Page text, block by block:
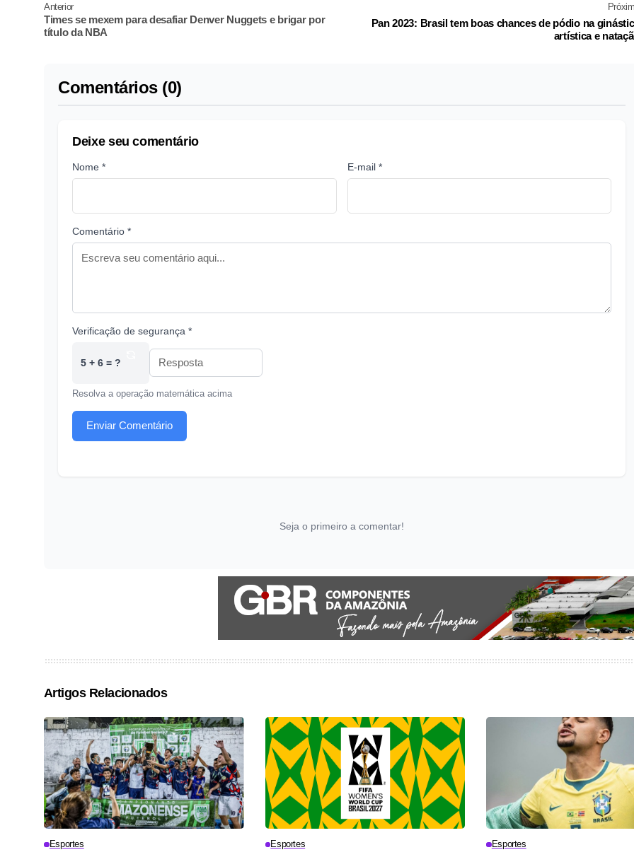
Anterior
Times se mexem para desafiar Denver Nuggets e brigar por
título da NBA
Pan 2023: Brasil tem boas chances de pódio na
artística e
Comentários (0)
Deixe seu comentário
Nome * E-mail *
Comentário *
Verificação de segurança *
5 + 6 = ?
Resolva a operação matemática acima
Enviar Comentário
Seja o primeiro a comentar!
Artigos Relacionados
Esportes Esportes Esportes